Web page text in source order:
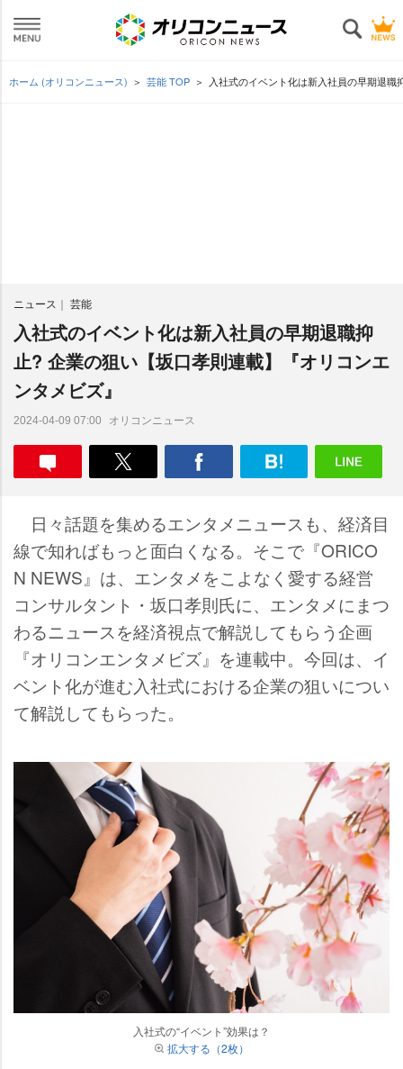
ホーム (オリコンニュース) 芸能 TOP 入社式のイベント化は新入社員の早期退
ニュース 芸能
入社式のイベント化は新入社員の早期退職抑
止? 企業の狙い【坂口孝則連載】『オリコンエ
ンタメビズ』
2024-04-09 07:00 オリコンニュース
日々話題を集めるエンタメニュースも、経済目
線で知ればもっと面白くなる。そこで『ORICO
N NEWS』は、エンタメをこよなく愛する経営
コンサルタント・坂口孝則氏に、エンタメにまつ
わるニュースを経済視点で解説してもらう企画
『オリコンエンタメビズ』を連載中。今回は、イ
ベント化が進む入社式における企業の狙いについ
て解説してもらった。
入社式の“イベント”効果は？
拡大する（2枚）